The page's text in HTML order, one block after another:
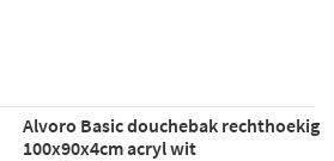
Alvoro Basic douchebak rechthoekig
100x90x4cm acryl wit